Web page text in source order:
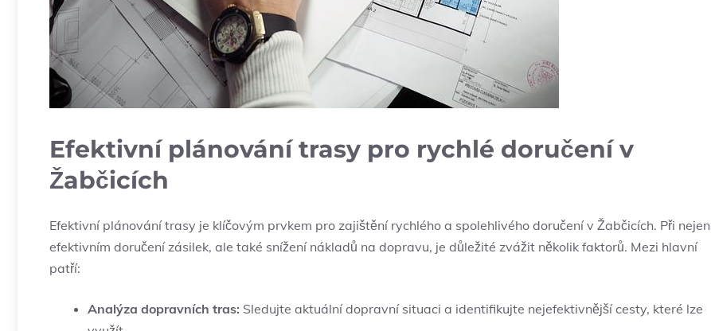
Efektivní plánování trasy pro rychlé doručení v
Žabčicích
Efektivní plánování trasy je klíčovým prvkem pro zajištění rychlého a spolehlivého doručení v Žabčicích. Při nejen
efektivním doručení zásilek, ale také snížení nákladů na dopravu, je důležité zvážit několik faktorů. Mezi hlavní
patří:
Analýza dopravních tras: Sledujte aktuální dopravní situaci a identifikujte nejefektivnější cesty, které lze